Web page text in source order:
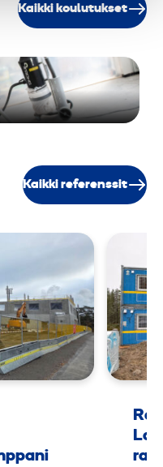
Kaikki koulutukset
Kaikki referenssit